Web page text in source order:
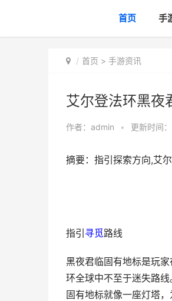
首页 手
首页 > 手游资讯
艾尔登法环黑夜
作者： admin • 更新时间
摘要：指引探索方向,艾
指引 寻觅路线
黑夜君临固有地标是玩
环全球中不至于迷失路
固有地标就像一座灯塔